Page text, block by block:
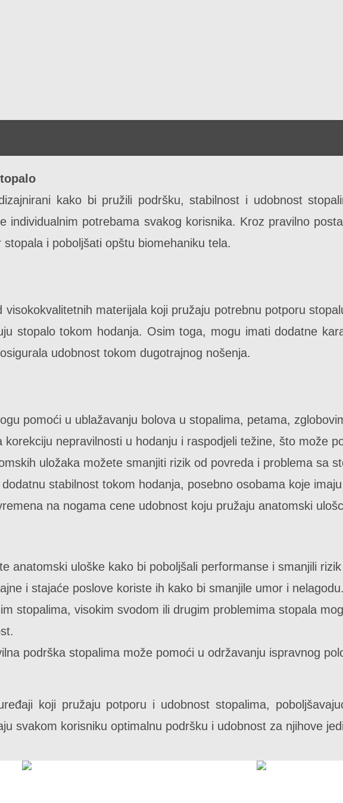
kako bi pružili podršku, stabilnost i udobnost
individualnim potrebama svakog korisnika. Kroz pravilno
i poboljšati opštu biomehaniku tela.
materijala koji pružaju potrebnu potporu
stopalo tokom hodanja. Osim toga, mogu imati dodatne
udobnost tokom dugotrajnog nošenja.
pomoći u ublažavanju bolova u stopalima, petama,
korekciju nepravilnosti u hodanju i raspodjeli težine, što može
uložaka možete smanjiti rizik od povreda i problema sa
stabilnost tokom hodanja, posebno osobama koje
na nogama cene udobnost koju pružaju anatomski
anatomski uloške kako bi poboljšali performanse i smanjili
i stajaće poslove koriste ih kako bi smanjile umor i nelagodu.
stopalima, visokim svodom ili drugim problemima stopala
podrška stopalima može pomoći u održavanju ispravnog
koji pružaju potporu i udobnost stopalima,
svakom korisniku optimalnu podršku i udobnost za njihove